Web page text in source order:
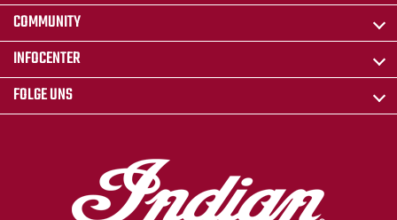
COMMUNITY
INFOCENTER
FOLGE UNS